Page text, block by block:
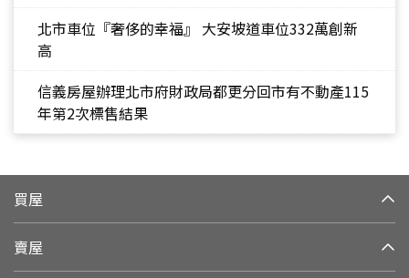
北市車位『奢侈的幸福』 大安坡道車位332萬創新
高
信義房屋辦理北市府財政局都更分回市有不動產115
年第2次標售結果
買屋
賣屋